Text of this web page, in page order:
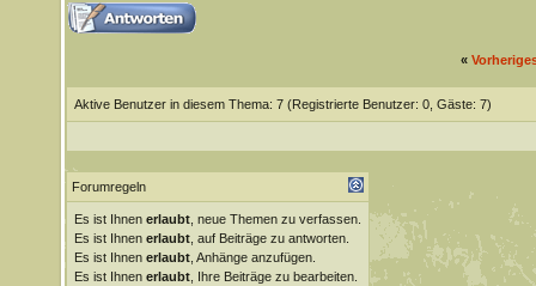
«
Aktive Benutzer in diesem Thema: 7 (Registrierte Benutzer: 0, Gäste: 7)
Forumregeln
Es ist Ihnen erlaubt, neue Themen zu verfassen.
Es ist Ihnen erlaubt, auf Beiträge zu antworten.
Es ist Ihnen erlaubt, Anhänge anzufügen.
Es ist Ihnen erlaubt, Ihre Beiträge zu bearbeiten.